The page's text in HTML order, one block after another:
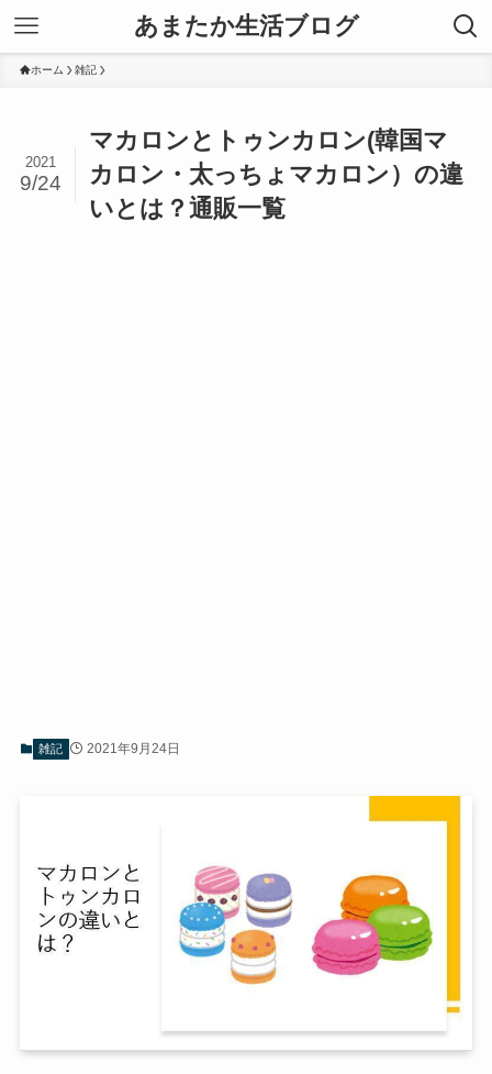
あまたか生活ブログ
ホーム 雑記
マカロンとトゥンカロン(韓国マ
カロン・太っちょマカロン）の違
いとは？通販一覧
2021
9/24
雑記 2021年9月24日